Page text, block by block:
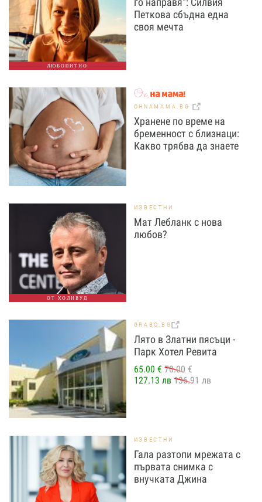
ЛЮБОПИТНО
Петкова сбъдна една
своя мечта
OHNAMAMA.BG
Хранене по време на
бременност с близнаци:
Какво трябва да знаете
ОТ ХОЛИВУД
ИЗВЕСТНИ
Мат Лебланк с нова
любов?
GRABO.BG
Лято в Златни пясъци -
Парк Хотел Ревита
65.00 € 70.00 €
127.13 лв 136.91 лв
ИЗВЕСТНИ
Гала разтопи мрежата с
първата снимка с
внучката Джина